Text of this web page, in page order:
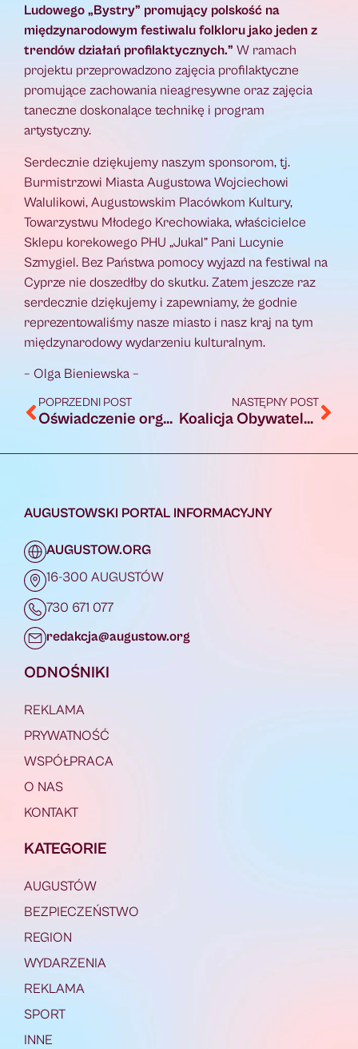
Ludowego „Bystry” promujący polskość na
międzynarodowym festiwalu folkloru jako jeden z
trendów działań profilaktycznych.” W ramach
projektu przeprowadzono zajęcia profilaktyczne
promujące zachowania nieagresywne oraz zajęcia
taneczne doskonalące technikę i program
artystyczny.
Serdecznie dziękujemy naszym sponsorom, tj.
Burmistrzowi Miasta Augustowa Wojciechowi
Walulikowi, Augustowskim Placówkom Kultury,
Towarzystwu Młodego Krechowiaka, właścicielce
Sklepu korekowego PHU „Jukal” Pani Lucynie
Szmygiel. Bez Państwa pomocy wyjazd na festiwal na
Cyprze nie doszedłby do skutku. Zatem jeszcze raz
serdecznie dziękujemy i zapewniamy, że godnie
reprezentowaliśmy nasze miasto i nasz kraj na tym
międzynarodowy wydarzeniu kulturalnym.
– Olga Bieniewska –
POPRZEDNI POST
Oświadczenie organizatorów Garmin Iron Triathlon Augustów
NASTĘPNY POST
Koalicja Obywatelska zaprezentowała swojego kandydata na burmistrza Augustowa
AUGUSTOWSKI PORTAL INFORMACYJNY
AUGUSTOW.ORG
16-300 AUGUSTÓW
730 671 077
redakcja@augustow.org
ODNOŚNIKI
REKLAMA
PRYWATNOŚĆ
WSPÓŁPRACA
O NAS
KONTAKT
KATEGORIE
AUGUSTÓW
BEZPIECZEŃSTWO
REGION
WYDARZENIA
REKLAMA
SPORT
INNE